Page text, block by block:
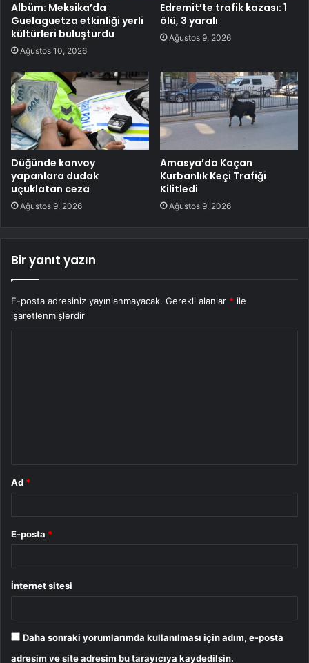
Albüm: Meksika’da
Guelaguetza etkinliği yerli
kültürleri buluşturdu
Ağustos 10, 2026
Edremit’te trafik kazası: 1
ölü, 3 yaralı
Ağustos 9, 2026
Düğünde konvoy
yapanlara dudak
uçuklatan ceza
Ağustos 9, 2026
Amasya’da Kaçan
Kurbanlık Keçi Trafiği
Kilitledi
Ağustos 9, 2026
Bir yanıt yazın
E-posta adresiniz yayınlanmayacak. Gerekli alanlar * ile
işaretlenmişlerdir
Ad *
E-posta *
İnternet sitesi
Daha sonraki yorumlarımda kullanılması için adım, e-posta
adresim ve site adresim bu tarayıcıya kaydedilsin.